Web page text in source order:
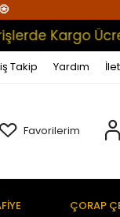
Ücretsiz!
Takip Yardım
Favorilerim
ÇORAP